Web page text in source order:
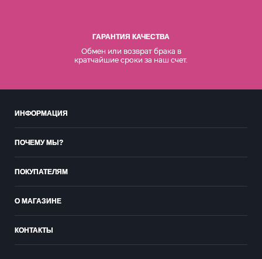
ГАРАНТИЯ КАЧЕСТВА
Обмен или возврат брака в
кратчайшие сроки за наш счет.
ИНФОРМАЦИЯ
ПОЧЕМУ МЫ?
ПОКУПАТЕЛЯМ
О МАГАЗИНЕ
КОНТАКТЫ